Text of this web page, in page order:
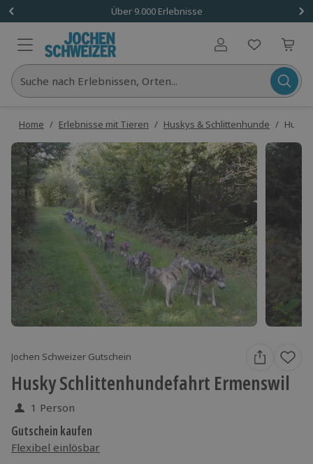
Über 9.000 Erlebnisse
Benutzerkonto
Suche nach Erlebnissen, Orten...
Home / Erlebnisse mit Tieren / Huskys & Schlittenhunde /
Jochen Schweizer Gutschein
Husky Schlittenhundefahrt Ermenswil
1 Person
Gutschein kaufen
Flexibel einlösbar